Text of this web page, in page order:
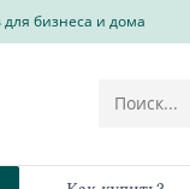
бизнеса и дома